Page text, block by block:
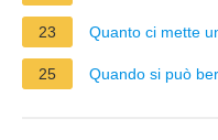
23 Quanto ci mette
25 Quando si può